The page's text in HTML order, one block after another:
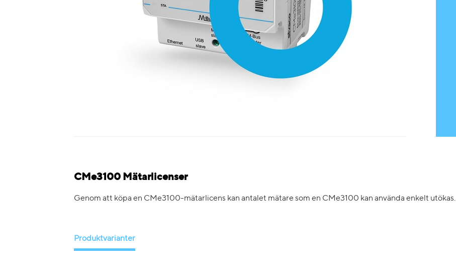
CMe3100 Mätarlicenser
Genom att köpa en CMe3100-mätarlicens kan antalet mätare som en CMe3100 kan använda enkelt utökas.
Produktvarianter